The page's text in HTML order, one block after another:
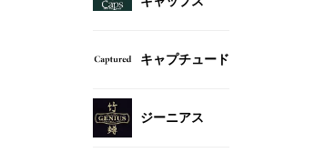
キャプチュード
ジーニアス